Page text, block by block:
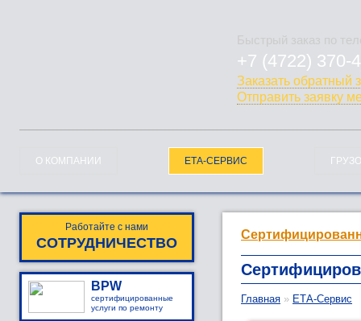
+7 (4722) 370-
778-228
Заказать обратный
Отправить заявку
О КОМПАНИИ ЕТА-СЕРВИС
Работайте с нами
СОТРУДНИЧЕСТВО
BPW
сертифицированные
услуги по ремонту
Главная » ЕТА-Сервис